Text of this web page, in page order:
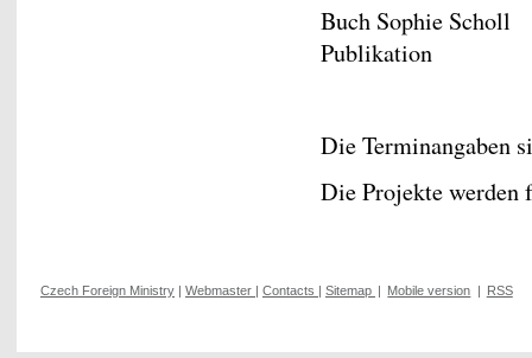
Buch Sophie Scholl
Publikation
Die Terminangaben
Die Projekte werden
Czech Foreign Ministry | Webmaster | Contacts | Sitemap | Mobile version | RSS